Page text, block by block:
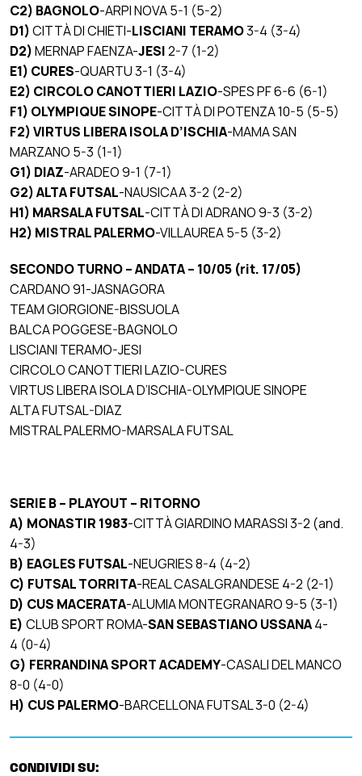
C2) BAGNOLO-ARPI NOVA 5-1 (5-2)
D1)CITTÀ DI CHIETI-LISCIANI TERAMO3-4 (3-4)
D2)MERNAP FAENZA-JESI2-7 (1-2)
E1) CURES-QUARTU 3-1 (3-4)
E2) CIRCOLO CANOTTIERI LAZIO-SPES PF 6-6 (6-1)
F1) OLYMPIQUE SINOPE-CITTÀ DI POTENZA 10-5 (5-5)
F2) VIRTUS LIBERA ISOLA D’ISCHIA-MAMA SAN
MARZANO 5-3 (1-1)
G1) DIAZ-ARADEO 9-1 (7-1)
G2) ALTA FUTSAL-NAUSICAA 3-2 (2-2)
H1) MARSALA FUTSAL-CITTÀ DI ADRANO 9-3 (3-2)
H2) MISTRAL PALERMO-VILLAUREA 5-5 (3-2)
SECONDO TURNO – ANDATA – 10/05 (rit. 17/05)
CARDANO 91-JASNAGORA
TEAM GIORGIONE-BISSUOLA
BALCA POGGESE-BAGNOLO
LISCIANI TERAMO-JESI
CIRCOLO CANOTTIERI LAZIO-CURES
VIRTUS LIBERA ISOLA D’ISCHIA-OLYMPIQUE SINOPE
ALTA FUTSAL-DIAZ
MISTRAL PALERMO-MARSALA FUTSAL
SERIE B – PLAYOUT – RITORNO
A) MONASTIR 1983-CITTÀ GIARDINO MARASSI 3-2 (and.
4-3)
B) EAGLES FUTSAL-NEUGRIES 8-4 (4-2)
C) FUTSAL TORRITA-REAL CASALGRANDESE 4-2 (2-1)
D) CUS MACERATA-ALUMIA MONTEGRANARO 9-5 (3-1)
E) CLUB SPORT ROMA-SAN SEBASTIANO USSANA4-
4 (0-4)
G) FERRANDINA SPORT ACADEMY-CASALI DEL MANCO
8-0 (4-0)
H) CUS PALERMO-BARCELLONA FUTSAL 3-0 (2-4)
CONDIVIDI SU: